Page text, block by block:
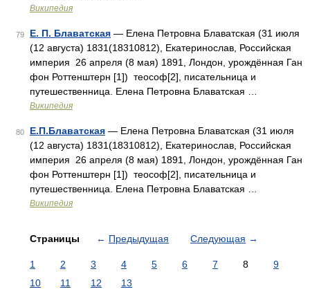
Википедия
79 Е. П. Блаватская — Елена Петровна Блаватская (31 июля
(12 августа) 1831(18310812), Екатеринослав, Российская
империя 26 апреля (8 мая) 1891, Лондон, урождённая Ган
фон Роттенштерн [1]) теософ[2], писательница и
путешественница. Елена Петровна Блаватская …
Википедия
80 Е.П.Блаватская — Елена Петровна Блаватская (31 июля
(12 августа) 1831(18310812), Екатеринослав, Российская
империя 26 апреля (8 мая) 1891, Лондон, урождённая Ган
фон Роттенштерн [1]) теософ[2], писательница и
путешественница. Елена Петровна Блаватская …
Википедия
Страницы ← Предыдущая Следующая →
1 2 3 4 5 6 7 8
9
10
11 12 13